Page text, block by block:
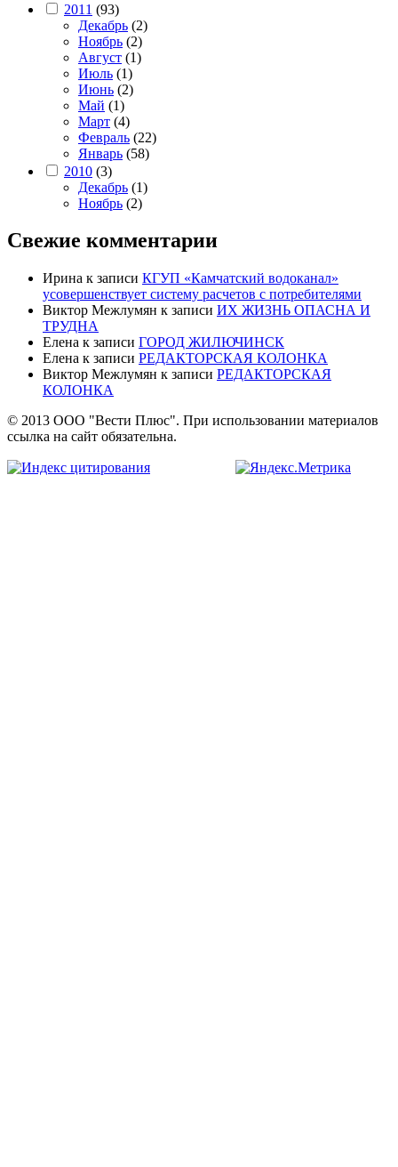
2011 (93)
Декабрь (2)
Ноябрь (2)
Август (1)
Июль (1)
Июнь (2)
Май (1)
Март (4)
Февраль (22)
Январь (58)
2010 (3)
Декабрь (1)
Ноябрь (2)
Свежие комментарии
Ирина к записи КГУП «Камчатский водоканал»
усовершенствует систему расчетов с потребителями
Виктор Межлумян к записи ИХ ЖИЗНЬ ОПАСНА И
ТРУДНА
Елена к записи ГОРОД ЖИЛЮЧИНСК
Елена к записи РЕДАКТОРСКАЯ КОЛОНКА
Виктор Межлумян к записи РЕДАКТОРСКАЯ
КОЛОНКА
© 2013 ООО "Вести Плюс". При использовании материалов
ссылка на сайт обязательна.